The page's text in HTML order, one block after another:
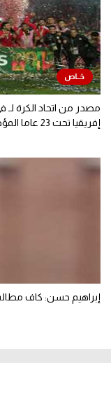
مصدر من اتحاد الكرة
إفريقيا تحت 23 عاما المؤهلة للأولمبياد
إبراهيم حسن: كاف